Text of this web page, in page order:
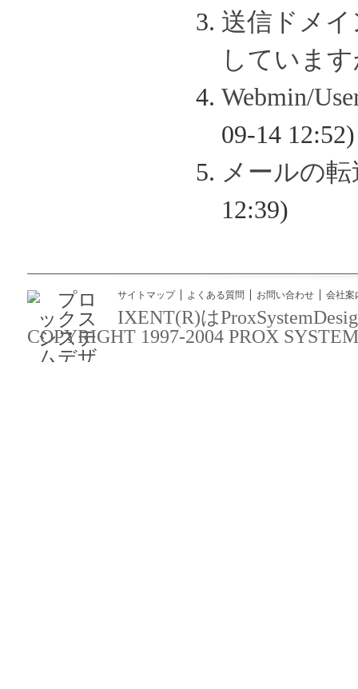
送信ドメイ
していま
Webmin/
09-14 12:52)
メールの
12:39)
サイトマップ よくある質問 お問い合わせ 会社案
IXENT(R)は
COPYRIGHT 1997-2004 PROX